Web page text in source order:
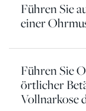
Führen Sie
einer
Führen Sie
örtlicher
Vollnarkose